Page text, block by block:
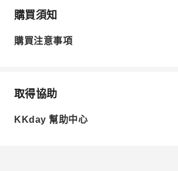
購買須知
購買注意事項
取得協助
KKday 幫助中心